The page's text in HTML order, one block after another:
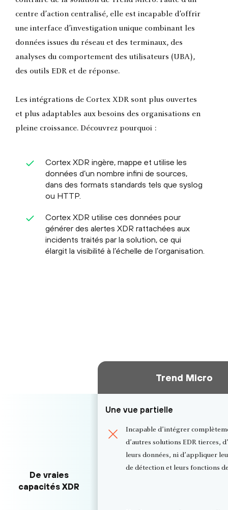
centre d’action centralisé, elle est incapable d’offrir
une interface d’investigation unique combinant les
données issues du réseau et des terminaux, des
analyses du comportement des utilisateurs (UBA),
des outils EDR et de réponse.
Les intégrations de Cortex XDR sont plus ouvertes
et plus adaptables aux besoins des organisations en
pleine croissance. Découvrez pourquoi :
Cortex XDR ingère, mappe et utilise les
données d’un nombre infini de sources,
dans des formats standards tels que syslog
ou HTTP.
Cortex XDR utilise ces données pour
générer des alertes XDR rattachées aux
incidents traités par la solution, ce qui
élargit la visibilité à l’échelle de l’organisation.
Trend Micro
De vraies
capacités XDR
Une vue partielle
Incapable d’intégrer
d’autres solutions EDR tierces,
leurs données, ni d’appliquer
de détection et leurs fonctions